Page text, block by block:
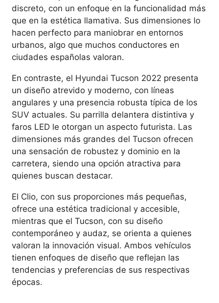
discreto, con un enfoque en la funcionalidad más
que en la estética llamativa. Sus dimensiones lo
hacen perfecto para maniobrar en entornos
urbanos, algo que muchos conductores en
ciudades españolas valoran.
En contraste, el Hyundai Tucson 2022 presenta
un diseño atrevido y moderno, con líneas
angulares y una presencia robusta típica de los
SUV actuales. Su parrilla delantera distintiva y
faros LED le otorgan un aspecto futurista. Las
dimensiones más grandes del Tucson ofrecen
una sensación de robustez y dominio en la
carretera, siendo una opción atractiva para
quienes buscan destacar.
El Clio, con sus proporciones más pequeñas,
ofrece una estética tradicional y accesible,
mientras que el Tucson, con su diseño
contemporáneo y audaz, se orienta a quienes
valoran la innovación visual. Ambos vehículos
tienen enfoques de diseño que reflejan las
tendencias y preferencias de sus respectivas
épocas.